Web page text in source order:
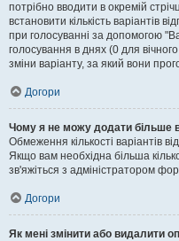
потрібно вводити в окремій
встановити кількість варіантів
при голосуванні за допомогою
голосування в днях (0 для
зміни варіанту, за який вони
Догори
Чому я не можу додати більше
Обмеження кількості варіантів
Якщо вам необхідна більша
зв'яжіться з адміністратором
Догори
Як мені змінити або видалити